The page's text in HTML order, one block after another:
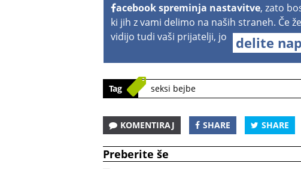
acebook spreminja nastavitve, zato
ki jih z vami delimo na naših straneh. Če
vidijo tudi vaši prijatelji, jo
delite
Tag seksi bejbe
KOMENTIRAJ SHARE SHARE
Preberite še